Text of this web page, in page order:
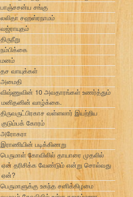
பாஞ்சசன்ய சங்கு
லலிதா சஹஸ்ரநாமம்
வஜ்ராயுதம்
திருநீறு
நம்பிக்கை
மனம்
தச வாயுக்கள்
அமைதி
விஷ்ணுவின் 10 அவதாரங்கள் உணர்த்தும்
மனிதனின் வாழ்க்கை.
திருவருட்பிரகாச வள்ளலார் இயற்றிய
குடும்பக் கோரம்
அரோகரா
இராணியின் படிக்கிணறு
பெருமாள் கோவிலில் தாயாரை முதலில்
ஏன் தரிசிக்க வேண்டும் என்று சொல்வது
ஏன்?
பெருமாளுக்கு உகந்த சனிக்கிழமை